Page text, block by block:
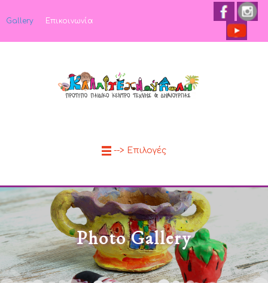
Gallery Επικοινωνία
--> Επιλογές
Photo Gallery